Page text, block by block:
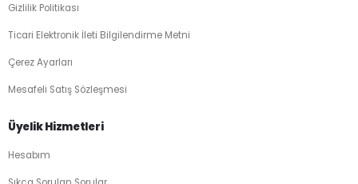
Gizlilik Politikası
Ticari Elektronik İleti Bilgilendirme Metni
Çerez Ayarları
Mesafeli Satış Sözleşmesi
Üyelik Hizmetleri
Hesabım